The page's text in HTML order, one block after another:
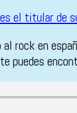
rock en